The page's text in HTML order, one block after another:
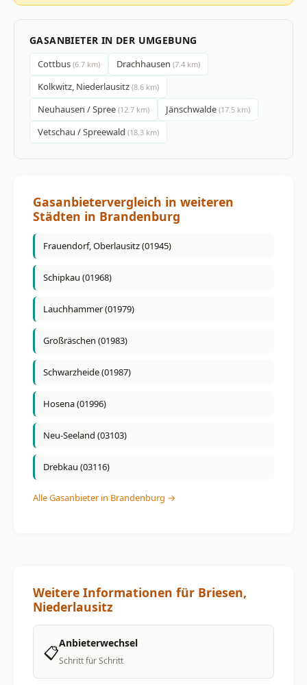
GASANBIETER IN DER UMGEBUNG
Cottbus (6.7 km) Drachhausen (7.4 km)
Kolkwitz, Niederlausitz (8.6 km)
Neuhausen / Spree (12.7 km) Jänschwalde (17.5 km)
Vetschau / Spreewald (18.3 km)
Gasanbietervergleich in weiteren
Städten in Brandenburg
Frauendorf, Oberlausitz (01945)
Schipkau (01968)
Lauchhammer (01979)
Großräschen (01983)
Schwarzheide (01987)
Hosena (01996)
Neu-Seeland (03103)
Drebkau (03116)
Alle Gasanbieter in Brandenburg →
Weitere Informationen für Briesen,
Niederlausitz
📋Anbieterwechsel
Schritt für Schritt